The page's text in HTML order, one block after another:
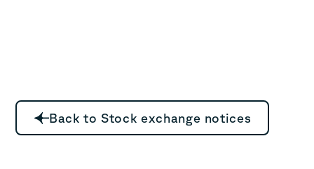
Back to Stock exchange notices